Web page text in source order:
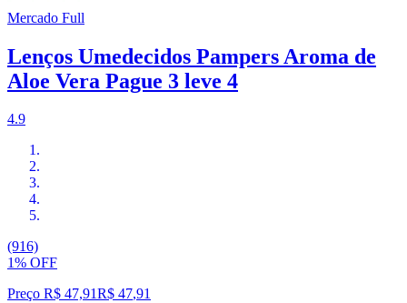
Mercado Full
Lenços Umedecidos Pampers Aroma de
Aloe Vera Pague 3 leve 4
4.9
(916)
1% OFF
Preço R$ 47,91R$ 47,91